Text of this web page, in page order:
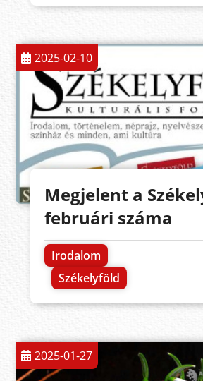
2025-02-10
Megjelent a
februári száma
Irodalom
Székelyföld
2025-01-27